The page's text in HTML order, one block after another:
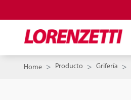
Home Producto Grifería